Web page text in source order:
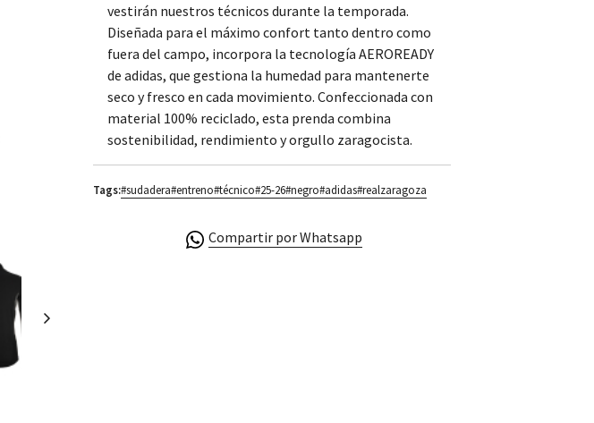
vestirán nuestros técnicos durante la temporada.
Diseñada para el máximo confort tanto dentro como
fuera del campo, incorpora la tecnología AEROREADY
de adidas, que gestiona la humedad para mantenerte
seco y fresco en cada movimiento. Confeccionada con
material 100% reciclado, esta prenda combina
sostenibilidad, rendimiento y orgullo zaragocista.
Tags:#sudadera#entreno#técnico#25-26#negro#adidas#realzaragoza
Compartir por Whatsapp